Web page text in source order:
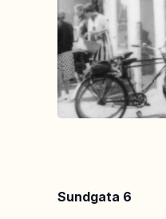
Sundgata 6